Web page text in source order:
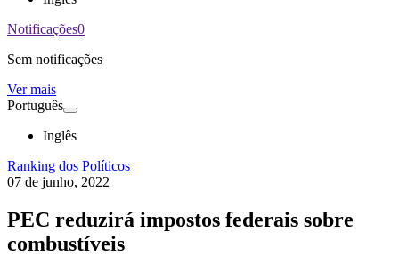
Notificações0
Sem notificações
Ver mais
Português
Inglês
Ranking dos Políticos
07 de junho, 2022
PEC reduzirá impostos federais sobre
combustíveis